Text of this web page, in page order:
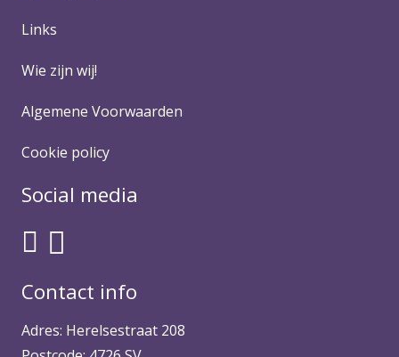
Links
Wie zijn wij!
Algemene Voorwaarden
Cookie policy
Social media
Contact info
Adres: Herelsestraat 208